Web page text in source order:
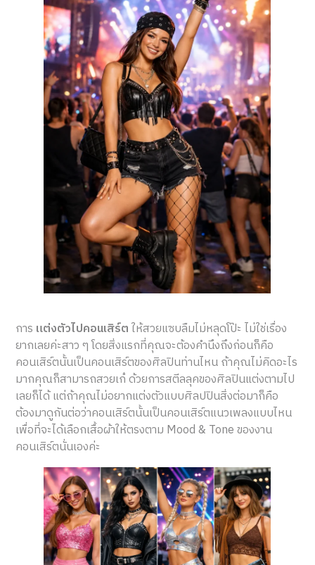
การ แต่งตัวไปคอนเสิร์ตให้สวยแซบลืมไม่หลุดโป๊ะ ไม่ใช่เรื่อง
ยากเลยค่ะสาว ๆ โดยสิ่งแรกที่คุณจะต้องคำนึงถึงก่อนก็คือ
คอนเสิร์ตนั้นเป็นคอนเสิร์ตของศิลปินท่านไหน ถ้าคุณไม่คิดอะไร
มากคุณก็สามารถสวยเก๋ ด้วยการสตีลลุคของศิลปินแต่งตามไป
เลยก็ได้ แต่ถ้าคุณไม่อยากแต่งตัวแบบศิลปปินสิ่งต่อมาก็คือ
ต้องมาดูกันต่อว่าคอนเสิร์ตนั้นเป็นคอนเสิร์ตแนวเพลงแบบไหน
เพื่อที่จะได้เลือกเสื้อผ้าให้ตรงตาม Mood & Tone ของงาน
คอนเสิร์ตนั่นเองค่ะ